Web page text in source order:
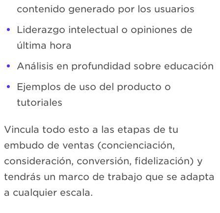
contenido generado por los usuarios
Liderazgo intelectual o opiniones de
última hora
Análisis en profundidad sobre educación
Ejemplos de uso del producto o
tutoriales
Vincula todo esto a las etapas de tu
embudo de ventas (concienciación,
consideración, conversión, fidelización) y
tendrás un marco de trabajo que se adapta
a cualquier escala.